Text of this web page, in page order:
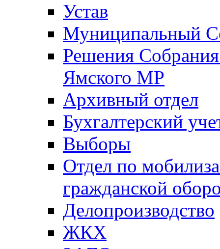
Устав
Муниципальный
Решения
Ямского МР
Архивный отдел
Бухгалтерский
Выборы
Отдел по
гражданской
Делопроизводство
ЖКХ